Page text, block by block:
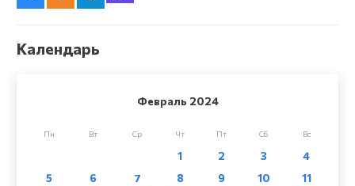
Календарь
Февраль 2024
Пн Вт Ср Чт Пт Сб Вс
1 2 3
4
5
6 7 8 9 10
11